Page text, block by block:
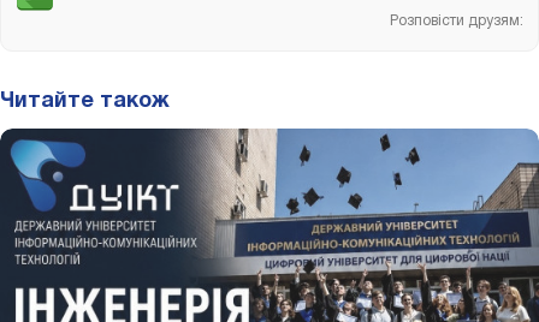
Розповісти друзям:
Читайте також